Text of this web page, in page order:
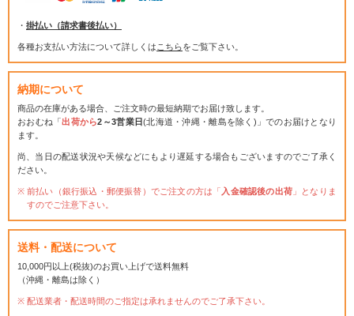
・ 掛払い（請求書後払い）
各種お支払い方法について詳しくは こちらをご覧下さい。
納期について
商品の在庫がある場合、ご注文時の最短納期でお届け致します。
おおむね「出荷から2～3営業日(北海道・沖縄・離島を除く)」でのお届けとなり
ます。
尚、当日の配送状況や天候などにもより遅延する場合もございますのでご了承く
ださい。
前払い（銀行振込・郵便振替）でご注文の方は「 入金確認後の出荷 」となりま
すのでご注意下さい。
送料・配送について
10,000円以上(税抜)のお買い上げで送料無料
（沖縄・離島は除く）
配送業者・配送時間のご指定は承れませんのでご了承下さい。